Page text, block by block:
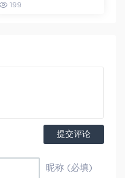
现东方美,百度网盘资源
199
提交评论
昵称 (必填)